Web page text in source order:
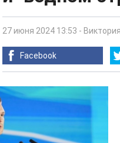
27 июня 2024 13:53 -
Facebook